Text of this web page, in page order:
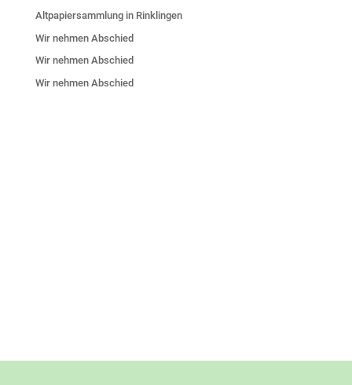
Altpapiersammlung in Rinklingen
Wir nehmen Abschied
Wir nehmen Abschied
Wir nehmen Abschied